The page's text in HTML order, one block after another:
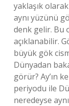
yaklaşık
aynı yüzünü
denk gelir. Bu
açıklanabilir.
büyük gök
Dünyadan
görür? Ay’ın
periyodu ile
neredeyse